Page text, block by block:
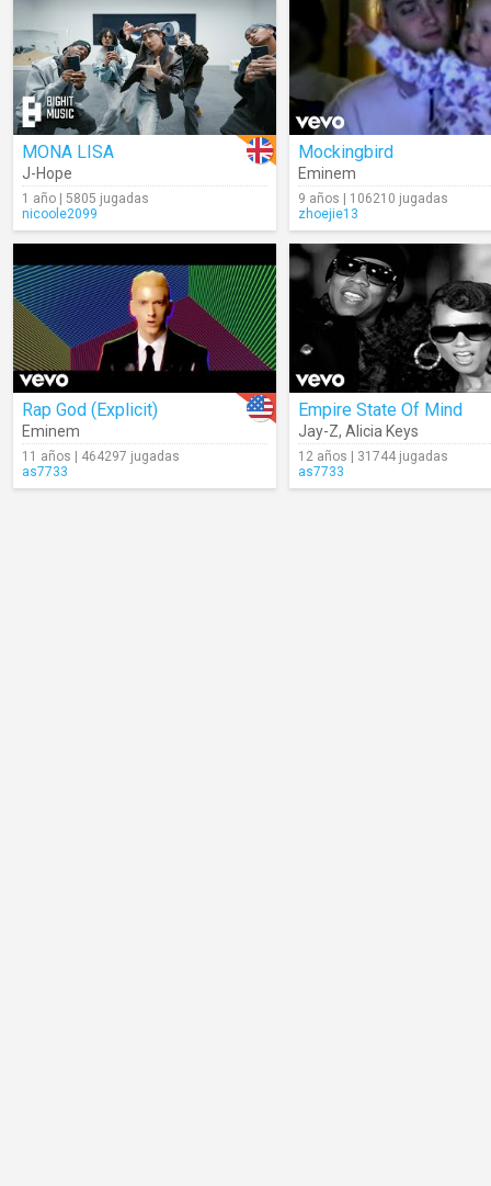
MONA LISA
J-Hope
1 año | 5805 jugadas
nicoole2099
Mockingbird
Eminem
9 años | 106210 jugadas
zhoejie13
Rap God (Explicit)
Eminem
11 años | 464297 jugadas
as7733
Empire State Of Mind
Jay-Z, Alicia Keys
12 años | 31744 jugadas
as7733